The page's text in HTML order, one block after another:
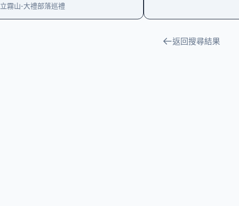
立霧山-大禮部落巡禮
返回搜尋結果